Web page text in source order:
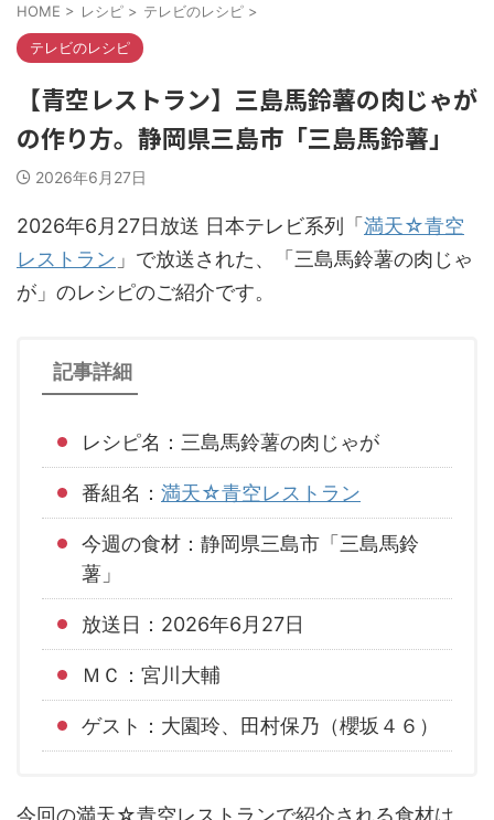
HOME > レシピ > テレビのレシピ >
テレビのレシピ
【青空レストラン】三島馬鈴薯の肉じゃが
の作り方。静岡県三島市「三島馬鈴薯」
2026年6月27日
2026年6月27日放送 日本テレビ系列「満天☆青空
レストラン 」で放送された、「三島馬鈴薯の肉じゃ
が」のレシピのご紹介です。
記事詳細
レシピ名：三島馬鈴薯の肉じゃが
番組名： 満天☆青空レストラン
今週の食材：静岡県三島市「三島馬鈴
薯」
放送日：2026年6月27日
ＭＣ：宮川大輔
ゲスト：大園玲、田村保乃（櫻坂４６）
今回の満天☆青空レストランで紹介される食材は、